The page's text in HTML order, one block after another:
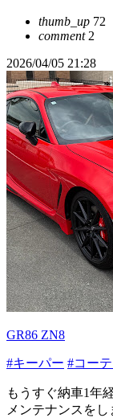
thumb_up 72
comment2
2026/04/05 21:28
GR86 ZN8
#キーパー #コー
もうすぐ納車1年
メンテナンスを